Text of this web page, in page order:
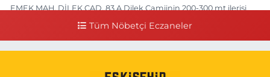
EMEK MAH. DİLEK CAD. 83 A Dilek Camiinin 200-300 mt ilerisi
Tüm Nöbetçi Eczaneler